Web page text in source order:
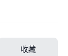
收藏